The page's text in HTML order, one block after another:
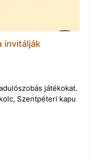
invitálják
játékokat.
Szentpéteri kapu